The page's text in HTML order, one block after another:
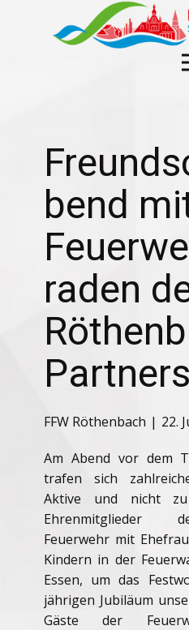
bend
raden
FFW Röthenbach 22.
Am Abend vor dem
trafen sich
Aktive und nicht zu
Ehrenmitglieder
Feuerwehr mit
Kindern in der
Essen, um das
jährigen Jubiläum
Gäste der